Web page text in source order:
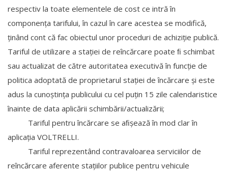
respectiv la toate elementele de cost ce intră în
componența tarifului, în cazul în care acestea se modifică,
ținând cont că fac obiectul unor proceduri de achiziție publică.
Tariful de utilizare a stației de reîncărcare poate ﬁ schimbat
sau actualizat de către autoritatea executivă în funcție de
politica adoptată de proprietarul stației de încărcare și este
adus la cunoștința publicului cu cel puțin 15 zile calendaristice
înainte de data aplicării schimbării/actualizării;
Tariful pentru încărcare se aﬁșează în mod clar în
aplicația VOLTRELLI.
Tariful reprezentând contravaloarea serviciilor de
reîncărcare aferente stațiilor publice pentru vehicule